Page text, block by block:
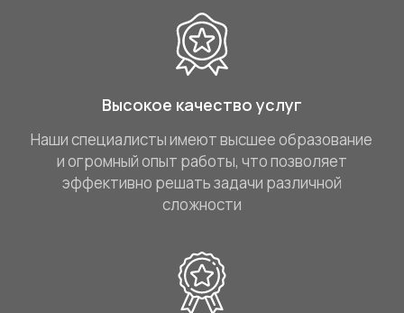
Высокое качество услуг
Наши специалисты имеют высшее образование
и огромный опыт работы, что позволяет
эффективно решать задачи различной
сложности